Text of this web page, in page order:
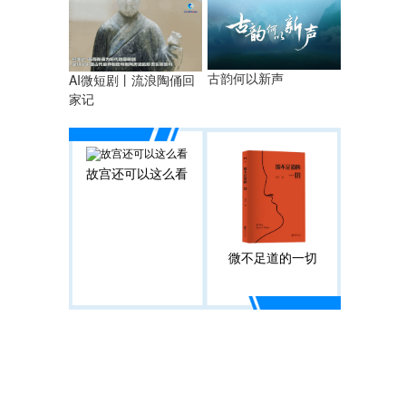
AI微短剧丨流浪陶俑回
家记
古韵何以新声
故宫还可以这么看
微不足道的一切